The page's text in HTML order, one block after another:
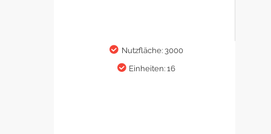
Nutzfläche: 3000
Einheiten: 16